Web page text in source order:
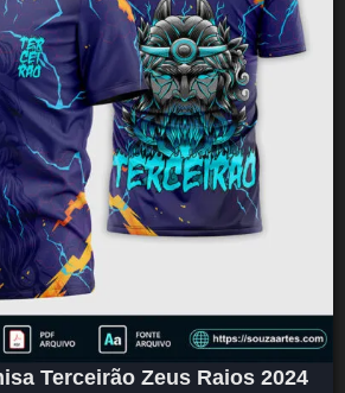
Terceirão Zeus Raios 2024